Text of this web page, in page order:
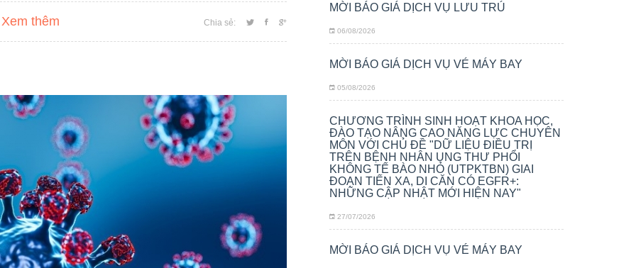
Xem thêm Chia sẻ:
MỜI BÁO GIÁ DỊCH VỤ LƯU TRÚ
06/08/2026
MỜI BÁO GIÁ DỊCH VỤ VÉ MÁY BAY
05/08/2026
CHƯƠNG TRÌNH SINH HOẠT KHOA HỌC,
ĐÀO TẠO NÂNG CAO NĂNG LỰC CHUYÊN
MÔN VỚI CHỦ ĐỀ "DỮ LIỆU ĐIỀU TRỊ
TRÊN BỆNH NHÂN UNG THƯ PHỔI
KHÔNG TẾ BÀO NHỎ (UTPKTBN) GIAI
ĐOẠN TIẾN XA, DI CĂN CÓ EGFR+:
NHỮNG CẬP NHẬT MỚI HIỆN NAY"
27/07/2026
MỜI BÁO GIÁ DỊCH VỤ VÉ MÁY BAY